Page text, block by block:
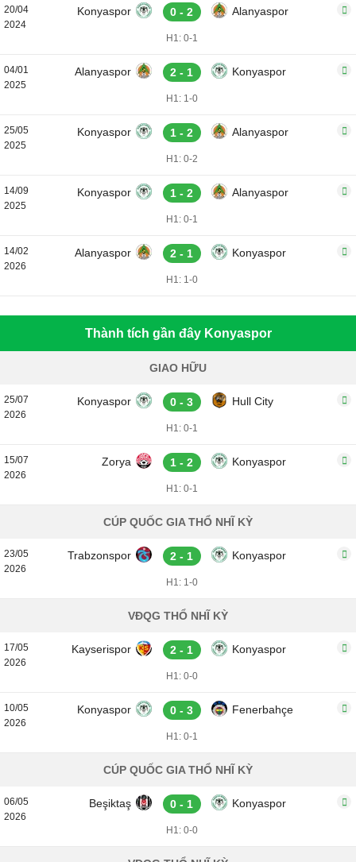
20/04
2024
Konyaspor 0 - 2 Alanyaspor
H1: 0-1
04/01
2025
Alanyaspor 2 - 1 Konyaspor
H1: 1-0
25/05
2025
Konyaspor 1 - 2 Alanyaspor
H1: 0-2
14/09
2025
Konyaspor 1 - 2 Alanyaspor
H1: 0-1
14/02
2026
Alanyaspor 2 - 1 Konyaspor
H1: 1-0
Thành tích gần đây Konyaspor
GIAO HỮU
25/07
2026
Konyaspor 0 - 3 Hull City
H1: 0-1
15/07
2026
Zorya 1 - 2 Konyaspor
H1: 0-1
CÚP QUỐC GIA THỔ NHĨ KỲ
23/05
2026
Trabzonspor 2 - 1 Konyaspor
H1: 1-0
VĐQG THỔ NHĨ KỲ
17/05
2026
Kayserispor 2 - 1 Konyaspor
H1: 0-0
10/05
2026
Konyaspor 0 - 3 Fenerbahçe
H1: 0-1
CÚP QUỐC GIA THỔ NHĨ KỲ
06/05
2026
Beşiktaş 0 - 1 Konyaspor
H1: 0-0